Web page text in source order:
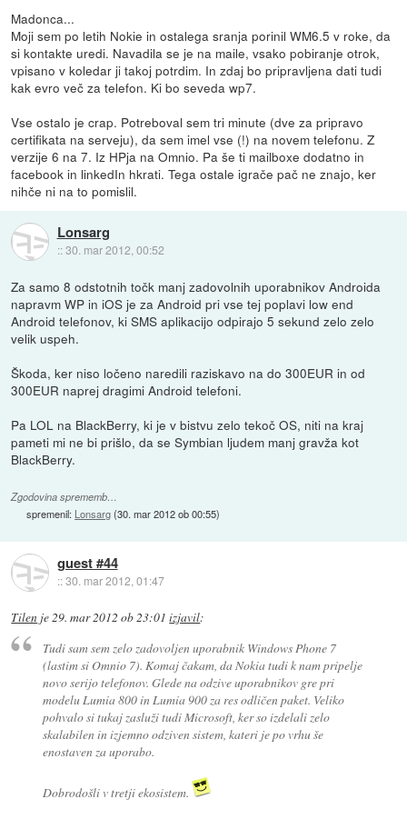
Madonca...
Moji sem po letih Nokie in ostalega sranja porinil WM6.5 v roke, da
si kontakte uredi. Navadila se je na maile, vsako pobiranje otrok,
vpisano v koledar ji takoj potrdim. In zdaj bo pripravljena dati tudi
kak evro več za telefon. Ki bo seveda wp7.
Vse ostalo je crap. Potreboval sem tri minute (dve za pripravo
certifikata na serveju), da sem imel vse (!) na novem telefonu. Z
verzije 6 na 7. Iz HPja na Omnio. Pa še ti mailboxe dodatno in
facebook in linkedIn hkrati. Tega ostale igrače pač ne znajo, ker
nihče ni na to pomislil.
Lonsarg
::30. mar 2012, 00:52
Za samo 8 odstotnih točk manj zadovolnih uporabnikov Androida
napravm WP in iOS je za Android pri vse tej poplavi low end
Android telefonov, ki SMS aplikacijo odpirajo 5 sekund zelo zelo
velik uspeh.
Škoda, ker niso ločeno naredili raziskavo na do 300EUR in od
300EUR naprej dragimi Android telefoni.
Pa LOL na BlackBerry, ki je v bistvu zelo tekoč OS, niti na kraj
pameti mi ne bi prišlo, da se Symbian ljudem manj gravža kot
BlackBerry.
Zgodovina sprememb…
spremenil: Lonsarg(30. mar 2012 ob 00:55)
guest #44
::30. mar 2012, 01:47
Tilen je29. mar 2012 ob 23:01 izjavil:
Tudi sam sem zelo zadovoljen uporabnik Windows Phone 7
(lastim si Omnio 7). Komaj čakam, da Nokia tudi k nam pripelje
novo serijo telefonov. Glede na odzive uporabnikov gre pri
modelu Lumia 800 in Lumia 900 za res odličen paket. Veliko
pohvalo si tukaj zasluži tudi Microsoft, ker so izdelali zelo
skalabilen in izjemno odziven sistem, kateri je po vrhu še
enostaven za uporabo.
Dobrodošli v tretji ekosistem.